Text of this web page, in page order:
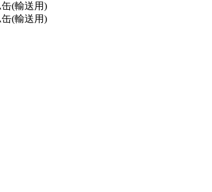
缶(輸送用)
缶(輸送用)